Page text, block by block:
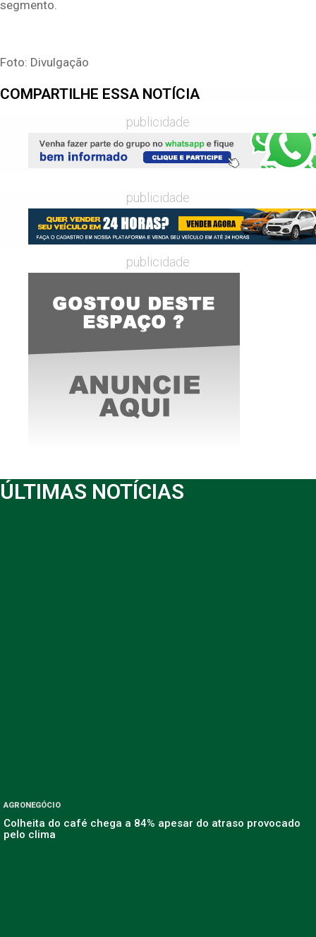
segmento.
Foto: Divulgação
COMPARTILHE ESSA NOTÍCIA
publicidade
publicidade
publicidade
ÚLTIMAS NOTÍCIAS
AGRONEGÓCIO
Colheita do café chega a 84% apesar do atraso provocado
pelo clima